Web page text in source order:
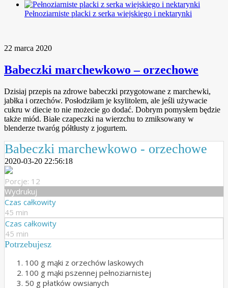
Pełnoziarniste placki z serka wiejskiego i nektarynki
22 marca 2020
Babeczki marchewkowo – orzechowe
Dzisiaj przepis na zdrowe babeczki przygotowane z marchewki,
jabłka i orzechów. Posłodziłam je ksylitolem, ale jeśli używacie
cukru w diecie to nie możecie go dodać. Dobrym pomysłem będzie
także miód. Białe czapeczki na wierzchu to zmiksowany w
blenderze twaróg półtłusty z jogurtem.
Babeczki marchewkowo - orzechowe
2020-03-20 22:56:18
Porcje: 12
Wydrukuj
Czas całkowity
45 min
Czas całkowity
45 min
Potrzebujesz
100 g mąki z orzechów laskowych
100 g mąki pszennej pełnoziarnistej
50 g płatków owsianych